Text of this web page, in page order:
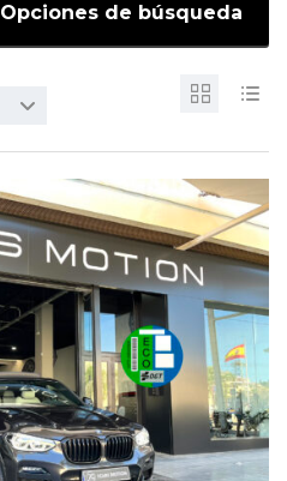
Opciones de búsqueda